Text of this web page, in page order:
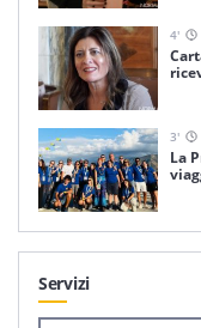
4'
3'
La
Servizi